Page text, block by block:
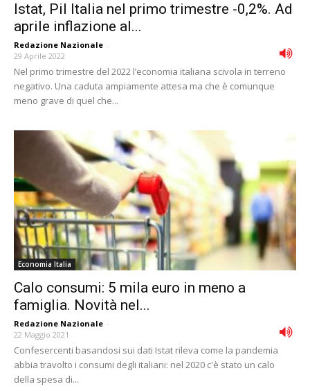
Istat, Pil Italia nel primo trimestre -0,2%. Ad
aprile inflazione al...
Redazione Nazionale -
29 Aprile 2022
Nel primo trimestre del 2022 l’economia italiana scivola in terreno
negativo. Una caduta ampiamente attesa ma che è comunque
meno grave di quel che...
Economia Italia
Calo consumi: 5 mila euro in meno a
famiglia. Novità nel...
Redazione Nazionale -
22 Maggio 2021
Confesercenti basandosi sui dati Istat rileva come la pandemia
abbia travolto i consumi degli italiani: nel 2020 c'è stato un calo
della spesa di...